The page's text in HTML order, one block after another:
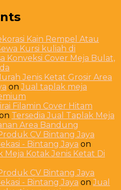
Kain Rempel Atau
Kursi kuliah di
Konveksi Cover Meja Bulat,
Jenis Ketat Grosir Area
onJual taplak meja
Filamin Cover Hitam
Tersedia Jual Taplak Meja
Area Bandung
CV Bintang Jaya
- Bintang Jaya on
Kotak Jenis Ketat Di
CV Bintang Jaya
- Bintang Jaya onJual